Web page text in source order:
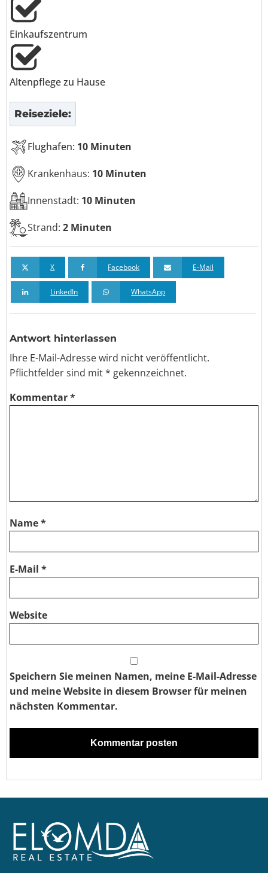
Einkaufszentrum
Altenpflege zu Hause
Reiseziele:
Flughafen: 10 Minuten
Krankenhaus: 10 Minuten
Innenstadt: 10 Minuten
Strand: 2 Minuten
X Facebook E-Mail
LinkedIn WhatsApp
Antwort hinterlassen
Ihre E-Mail-Adresse wird nicht veröffentlicht.
Pflichtfelder sind mit * gekennzeichnet.
Kommentar*
Name*
E-Mail *
Website
Speichern Sie meinen Namen, meine E-Mail-Adresse
und meine Website in diesem Browser für meinen
nächsten Kommentar.